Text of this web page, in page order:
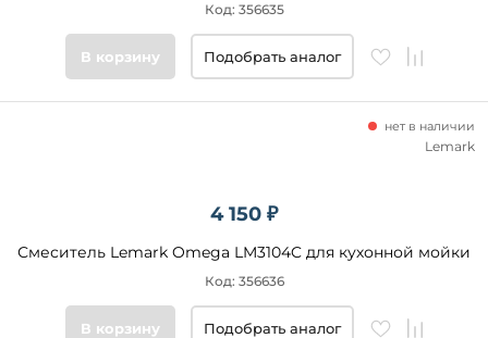
Код: 356635
В корзину Подобрать аналог
4 150 ₽
Смеситель Lemark Omega LM3104C для кухонной мойки
нет в наличии
Код: 356636
Lemark
В корзину Подобрать аналог